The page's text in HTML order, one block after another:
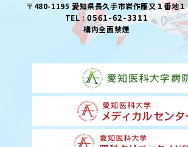
〒480-1195 愛知県長久手市岩作雁又１番地１
TEL :0561-62-3311
構内全面禁煙